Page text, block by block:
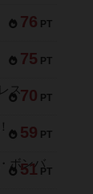
76 PT
75 PT
70 PT
59 PT
51 PT